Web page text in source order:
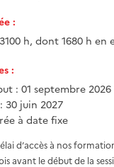
:
h, dont 1680 h en
:
: 01 septembre 2026
30 juin 2027
à date fixe
d’accès à nos
avant le début de la